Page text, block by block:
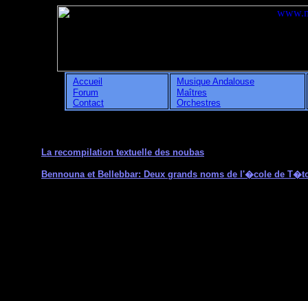
Accueil
Forum
Contact
Musique Andalouse
Maîtres
Orchestres
La recompilation textuelle des noubas
Bennouna et Bellebbar: Deux grands noms de l'�cole de